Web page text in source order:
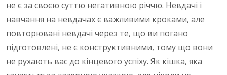
не є за своєю суттю негативною річчю. Невдачі і
навчання на невдачах є важливими кроками, але
повторювані невдачі через те, що ви погано
підготовлені, не є конструктивними, тому що вони
не рухають вас до кінцевого успіху. Як кішка, яка